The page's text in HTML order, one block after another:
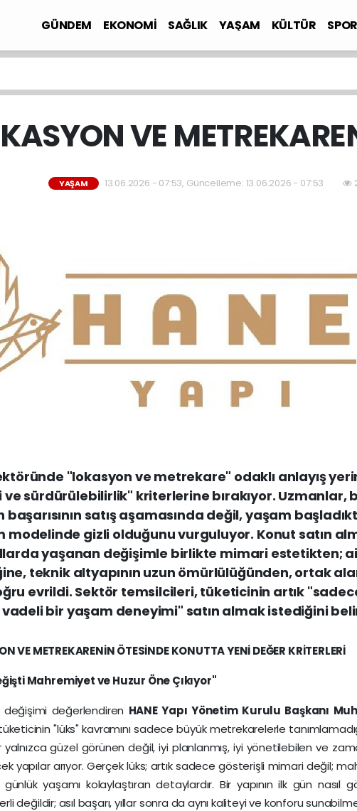
GÜNDEM EKONOMİ SAĞLIK YAŞAM KÜLTÜR SPOR
VE
YAŞAM 13.06.2026 - 07:53, Güncelleme: 13.06.2026 - 07:53
"lokasyon ve metrekare" odaklı anlayış
sürdürülebilirlik" kriterlerine bırakıyor. Uzmanlar,
satış aşamasında değil, yaşam
modelinde gizli olduğunu vurguluyor. Konut satın
yaşanan değişimle birlikte mimari estetikten;
teknik altyapının uzun ömürlülüğünden, ortak
evrildi. Sektör temsilcileri, tüketicinin artık
vadeli bir yaşam deneyimi" satın almak istediğini
VE METREKARENİN ÖTESİNDEKONUTTA YENİ DEĞER KRİTERLERİ
Mahremiyet ve Huzur Öne Çıkıyor"
değerlendiren HANE Yapı Yönetim Kurulu Başkanı
"lüks" kavramını sadece büyük metrekarelerle
güzel görünen değil, iyi planlanmış, iyi yönetilebilen ve
yapılar arıyor. Gerçek lüks; artık sadece gösterişli mimari değil;
yaşamı kolaylaştıran detaylardır. Bir yapının ilk gün nasıl
değildir; asıl başarı, yıllar sonra da aynı kaliteyi ve konforu